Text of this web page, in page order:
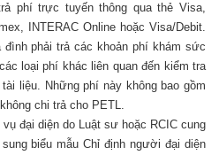
phí trực tuyến thông qua thẻ Visa,
INTERAC Online hoặc Visa/Debit.
phải trả các khoản phí khám sức
loại phí khác liên quan đến kiểm tra
liệu. Những phí này không bao gồm
chi trả cho PETL.
đại diện do Luật sư hoặc RCIC cung
biểu mẫu Chỉ định người đại diện